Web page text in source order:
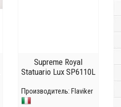
Supreme Royal
Statuario Lux SP6110L
Производитель: Flaviker